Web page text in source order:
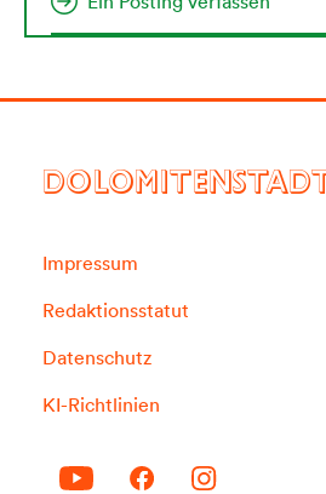
DOLOMITENSTADT
Impressum
Redaktionsstatut
Datenschutz
KI-Richtlinien